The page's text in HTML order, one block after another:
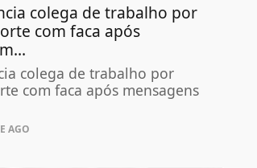
colega de trabalho por
com faca após
colega de trabalho por
com faca após mensagens
AGO